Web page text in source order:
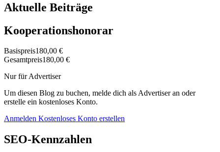
Aktuelle Beiträge
Kooperationshonorar
Basispreis180,00 €
Gesamtpreis180,00 €
Nur für Advertiser
Um diesen Blog zu buchen, melde dich als Advertiser an oder
erstelle ein kostenloses Konto.
Anmelden Kostenloses Konto erstellen
SEO-Kennzahlen